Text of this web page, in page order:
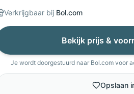
Verkrijgbaar bij Bol.com
Bekijk prijs &
Je wordt doorgestuurd naar Bol.com voor
Opslaan